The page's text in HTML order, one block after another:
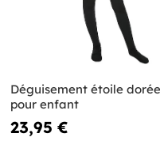
Déguisement étoile dorée
pour enfant
23,95 €